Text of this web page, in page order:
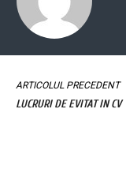
ARTICOLUL PRECEDENT
LUCRURI DE EVITAT IN CV